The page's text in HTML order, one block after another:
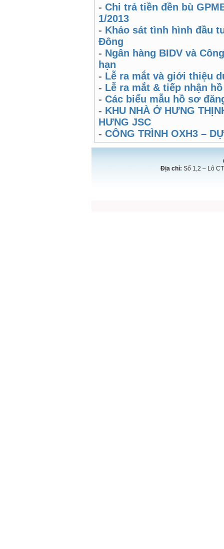
- Chi trả tiền đền bù
1/2013
- Khảo sát tình hình đầu
Đông
- Ngân hàng BIDV và
hạn
- Lễ ra mắt và giới thiệu
- Lễ ra mắt & tiếp nhận
- Các biểu mẫu hồ sơ
- KHU NHÀ Ở HƯNG
HƯNG JSC
- CÔNG TRÌNH OXH3 –
Địa chỉ: Số 1,2 – Lô